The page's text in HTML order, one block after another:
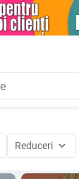
Reduceri keyboard_arrow_down